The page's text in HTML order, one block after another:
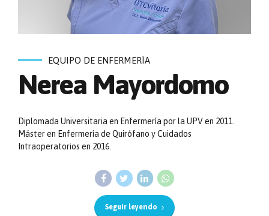
EQUIPO DE ENFERMERÍA
Nerea Mayordomo
Diplomada Universitaria en Enfermería por la UPV en 2011.
Máster en Enfermería de Quirófano y Cuidados
Intraoperatorios en 2016.
Seguir leyendo